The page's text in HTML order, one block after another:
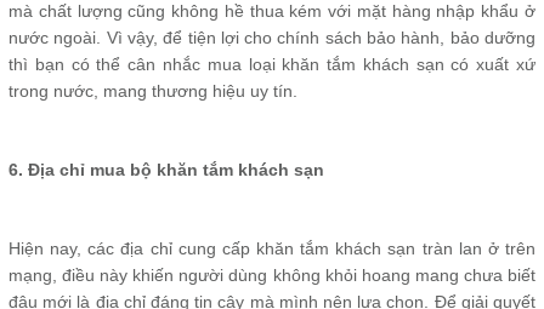
mà chất lượng cũng không hề thua kém với mặt hàng nhập khẩu ở
nước ngoài. Vì vậy, để tiện lợi cho chính sách bảo hành, bảo dưỡng
thì bạn có thể cân nhắc mua loại khăn tắm khách sạn có xuất xứ
trong nước, mang thương hiệu uy tín.
6. Địa chỉ mua bộ khăn tắm khách sạn
Hiện nay, các địa chỉ cung cấp khăn tắm khách sạn tràn lan ở trên
mạng, điều này khiến người dùng không khỏi hoang mang chưa biết
đâu mới là địa chỉ đáng tin cậy mà mình nên lựa chọn. Để giải quyết